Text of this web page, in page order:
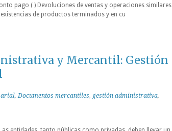
pago ( ) Devoluciones de ventas y operaciones similares
de productos terminados y en cu
y Mercantil: Gestión
,Documentos mercantiles, gestión administrativa,